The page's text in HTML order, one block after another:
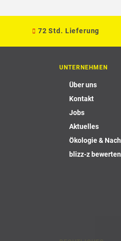
72 Std. Lieferung
UNTERNEHMEN
Über uns
Kontakt
Jobs
Aktuelles
Ökologie &
blizz-z